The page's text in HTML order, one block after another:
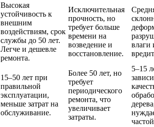
Высокая
устойчивость к
внешним
воздействиям, срок
службы до 50 лет.
Легче и дешевле
ремонта.
Исключительная
прочность, но
требует больше
времени на
возведение и
восстановление.
влаги
15–50 лет при
правильной
эксплуатации,
меньше затрат на
обслуживание.
Более 50 лет, но
требует
периодического
ремонта, что
увеличивает
затраты.
5–15